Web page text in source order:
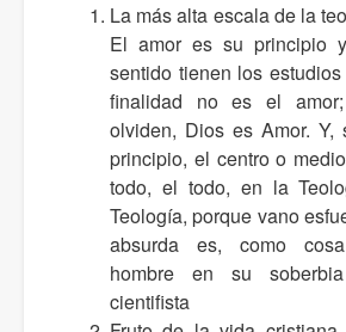
La más alta escala de la
El amor es su principio
sentido tienen los
finalidad no es el
olviden, Dios es Amor.
principio, el centro o
todo, el todo, en la
Teología, porque vano
absurda es, como
hombre en su
cientifista